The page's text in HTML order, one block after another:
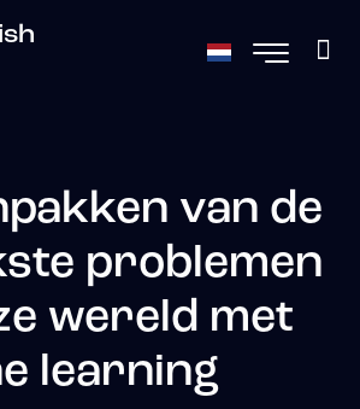
van de
problemen
wereld met
learning